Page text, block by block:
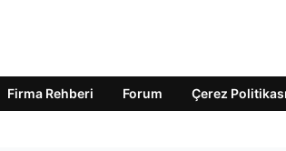
Firma Rehberi Forum Çerez Politikası